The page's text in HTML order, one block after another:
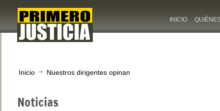
INICIO
Inicio Nuestros dirigentes opinan
Noticias